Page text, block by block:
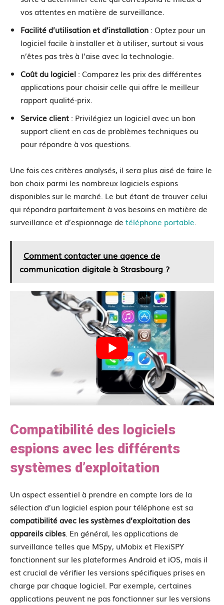
vos attentes en matière de surveillance.
Facilité d’utilisation et d’installation : Optez pour un
logiciel facile à installer et à utiliser, surtout si vous
n’êtes pas très à l’aise avec la technologie.
Coût du logiciel : Comparez les prix des différentes
applications pour choisir celle qui offre le meilleur
rapport qualité-prix.
Service client : Privilégiez un logiciel avec un bon
support client en cas de problèmes techniques ou
pour répondre à vos questions.
Une fois ces critères analysés, il sera plus aisé de faire le
bon choix parmi les nombreux logiciels espions
disponibles sur le marché. Le but étant de trouver celui
qui répondra parfaitement à vos besoins en matière de
surveillance et d’espionnage de téléphone portable.
Comment contacter une agence de
communication digitale à Strasbourg ?
Compatibilité des logiciels
espions avec les différents
systèmes d’exploitation
Un aspect essentiel à prendre en compte lors de la
sélection d’un logiciel espion pour téléphone est sa
compatibilité avec les systèmes d’exploitation des
appareils cibles. En général, les applications de
surveillance telles que MSpy, uMobix et FlexiSPY
fonctionnent sur les plateformes Android et iOS, mais il
est crucial de vérifier les versions spécifiques prises en
charge par chaque logiciel. Par exemple, certaines
applications peuvent ne pas fonctionner sur les versions